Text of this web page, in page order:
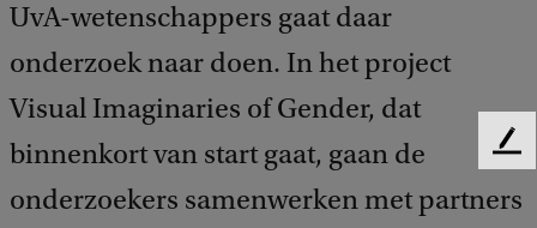
UvA-wetenschappers gaat daar
onderzoek naar doen. In het project
Visual Imaginaries of Gender, dat
binnenkort van start gaat, gaan de
onderzoekers samenwerken met partners
F
e